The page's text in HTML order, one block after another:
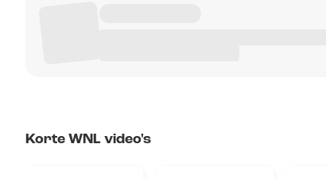
Korte WNL video's